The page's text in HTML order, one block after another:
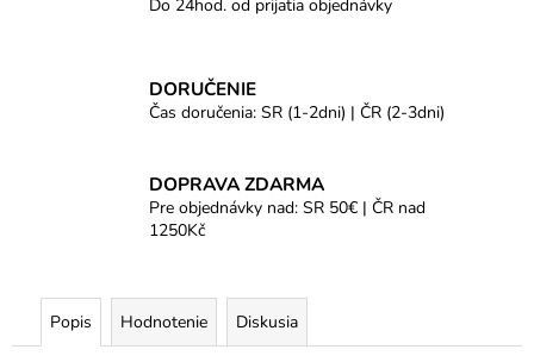
Do 24hod. od prijatia objednávky
DORUČENIE
Čas doručenia: SR (1-2dni) | ČR (2-3dni)
DOPRAVA ZDARMA
Pre objednávky nad: SR 50€ | ČR nad
1250Kč
Popis Hodnotenie Diskusia